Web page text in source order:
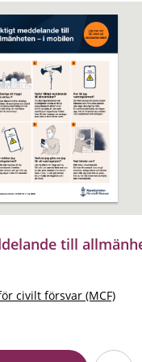
till
civilt försvar (MCF)